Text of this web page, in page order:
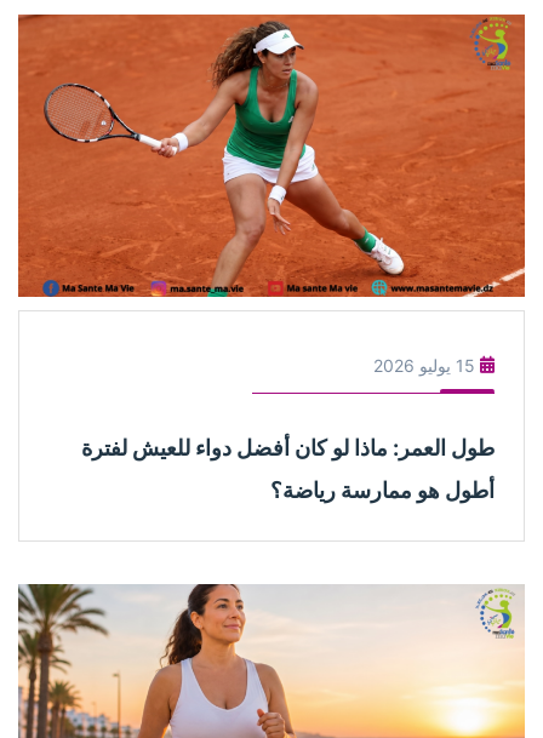
15 يوليو 2026
طول العمر: ماذا لو كان أفضل دواء للعيش لفترة
أطول هو ممارسة رياضة؟